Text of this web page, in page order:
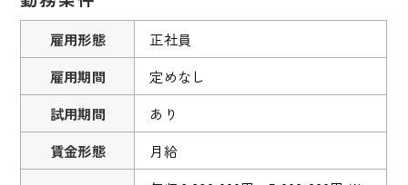
雇用形態
正社員
雇用期間
定めなし
試用期間
あり
賃金形態
月給